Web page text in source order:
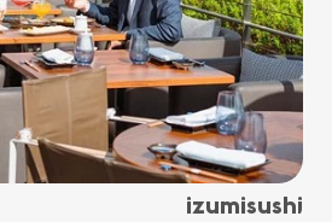
izumisushi